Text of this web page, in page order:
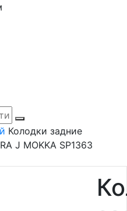
Колодки задние
J MOKKA SP1363